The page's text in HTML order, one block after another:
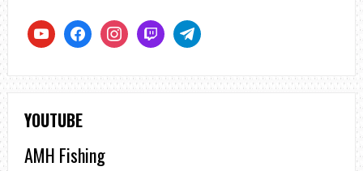
youtube facebookinstagramtwitch telegram
YOUTUBE
AMH Fishing